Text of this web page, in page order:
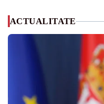
ACTUALITATE